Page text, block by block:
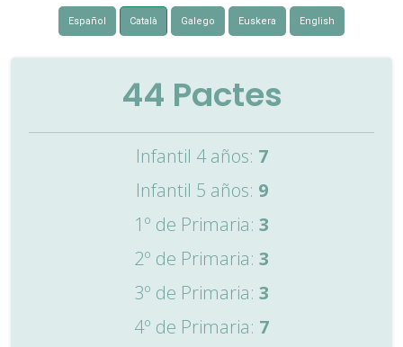
Español Català Galego Euskera English
44 Pactes
Infantil 4 años: 7
Infantil 5 años: 9
1º de Primaria: 3
2º de Primaria: 3
3º de Primaria: 3
4º de Primaria: 7